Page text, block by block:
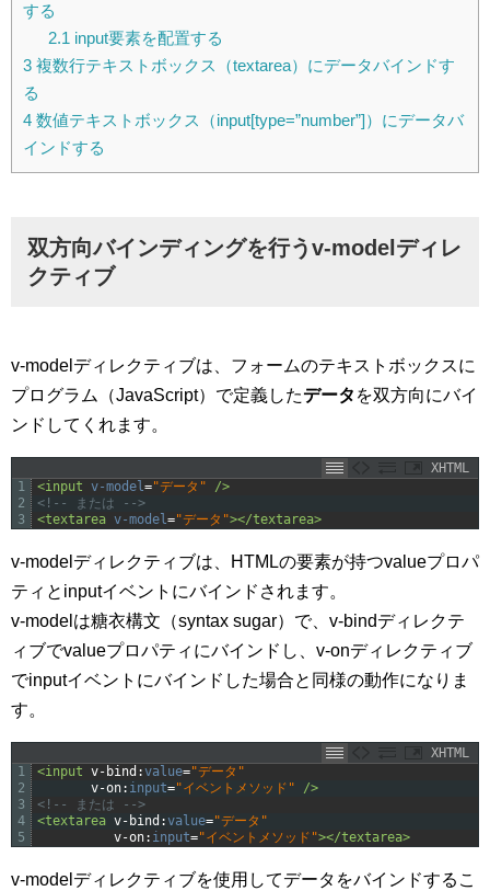
する
2.1 input要素を配置する
3 複数行テキストボックス（textarea）にデータバインドす
る
4 数値テキストボックス（input[type=”number”]）にデータバ
インドする
双方向バインディングを行うv-modelディレ
クティブ
v-modelディレクティブは、フォームのテキストボックスに
プログラム（JavaScript）で定義したデータ を双方向にバイ
ンドしてくれます。
XHTML
1
2
3
<input v-model="データ" />
<!-- または -->
<textarea v-model="データ"></textarea>
v-modelディレクティブは、HTMLの要素が持つvalueプロパ
ティとinputイベントにバインドされます。
v-modelは糖衣構文（syntax sugar）で、v-bindディレクテ
ィブでvalueプロパティにバインドし、v-onディレクティブ
でinputイベントにバインドした場合と同様の動作になりま
す。
XHTML
1
2
3
4
5
<input v-bind :value="データ"
v-on: input="イベントメソッド" />
<!-- または -->
<textarea v-bind :value="データ"
v-on: input="イベントメソッド"></textarea>
v-modelディレクティブを使用してデータをバインドするこ